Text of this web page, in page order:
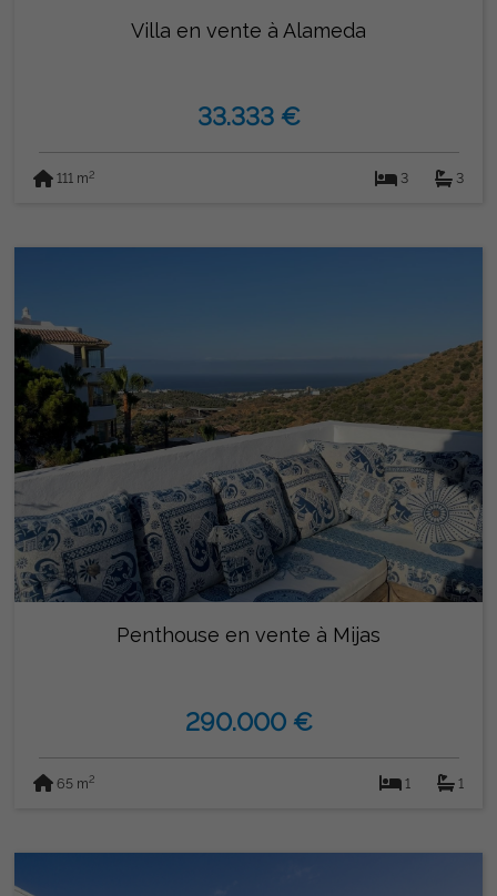
Villa en vente à Alameda
33.333 €
111 m2 3 3
Penthouse en vente à Mijas
290.000 €
65 m2 1 1